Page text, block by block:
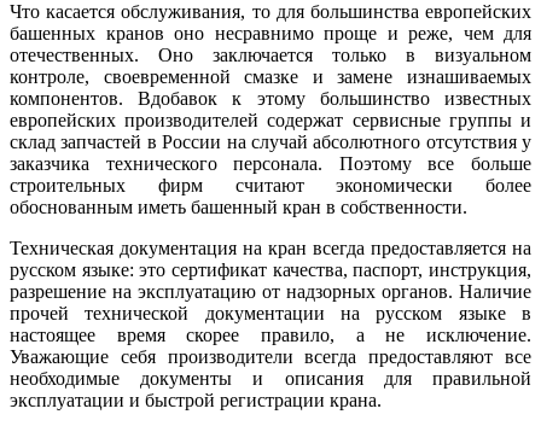
Что касается обслуживания, то для большинства европейских
башенных кранов оно несравнимо проще и реже, чем для
отечественных. Оно заключается только в визуальном
контроле, своевременной смазке и замене изнашиваемых
компонентов. Вдобавок к этому большинство известных
европейских производителей содержат сервисные группы и
склад запчастей в России на случай абсолютного отсутствия у
заказчика технического персонала. Поэтому все больше
строительных фирм считают экономически более
обоснованным иметь башенный кран в собственности.
Техническая документация на кран всегда предоставляется на
русском языке: это сертификат качества, паспорт, инструкция,
разрешение на эксплуатацию от надзорных органов. Наличие
прочей технической документации на русском языке в
настоящее время скорее правило, а не исключение.
Уважающие себя производители всегда предоставляют все
необходимые документы и описания для правильной
эксплуатации и быстрой регистрации крана.